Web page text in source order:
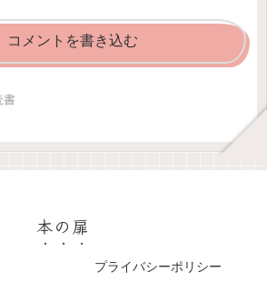
コメントを書き込む
書
本の扉
プライバシーポリシー